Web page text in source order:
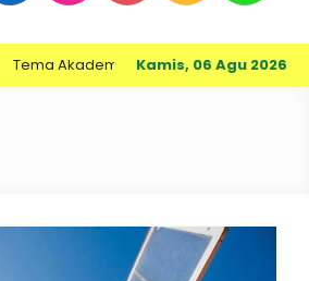
Kamis, 06 Agu 2026
Tema Akademi dapat menampilkan